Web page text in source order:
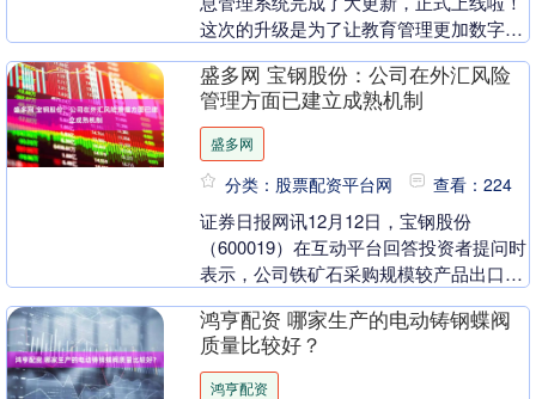
这次的升级是为了让教育管理更加数字
科学。 新系统采....
盛多网 宝钢股份：公司在外汇风险
管理方面已建立成熟机制
盛多网
分类：股票配资平台网 查看：224
证券日报网讯12月12日，宝钢股份
（600019）在互动平台回答投资者提问时
表示，公司铁矿石采购规模较产品出口体
正面影响。长....
鸿亨配资 哪家生产的电动铸钢蝶阀
质量比较好？
鸿亨配资